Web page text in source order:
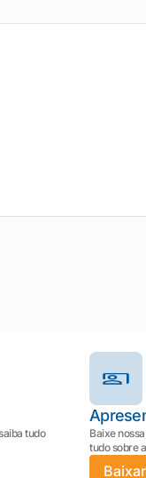
tudo
Baixe
tudo sobre
Baixar